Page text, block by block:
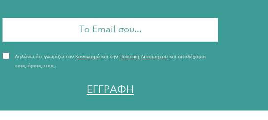
Δηλώνω ότι γνωρίζω τον Κανονισμό και την Πολιτική Απορρήτου και αποδέχομαι
τους όρους τους.
ΕΓΓΡΑΦΗ